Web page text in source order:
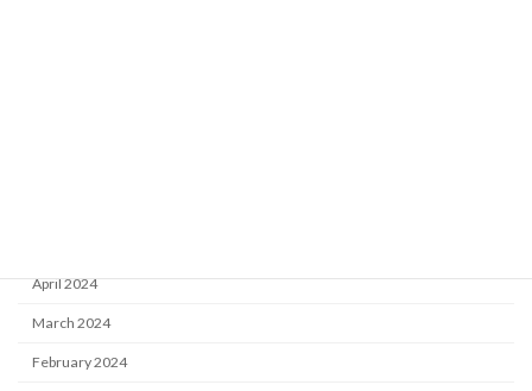
April 2024
March 2024
February 2024